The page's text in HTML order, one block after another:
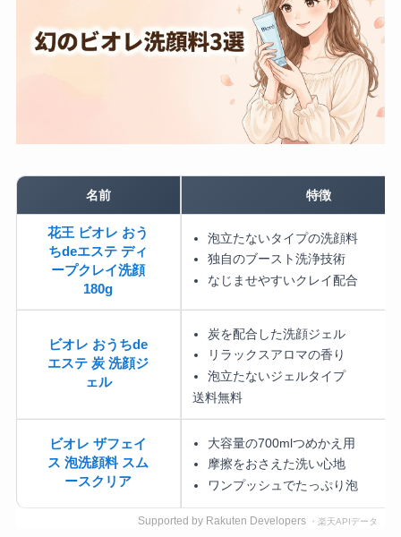
名前 特徴
花王 ビオレ おう
ちdeエステ ディ
ープクレイ洗顔
180g
泡立たないタイプの洗顔料
独自のブースト洗浄技術
なじませやすいクレイ配合
ビオレ おうちde
エステ 炭 洗顔ジ
ェル
炭を配合した洗顔ジェル
リラックスアロマの香り
泡立たないジェルタイプ
送料無料
ビオレ ザフェイ
ス 泡洗顔料 スム
ースクリア
大容量の700mlつめかえ用
摩擦をおさえた洗い心地
ワンプッシュでたっぷり泡
Supported by Rakuten Developers ・楽天APIデータ